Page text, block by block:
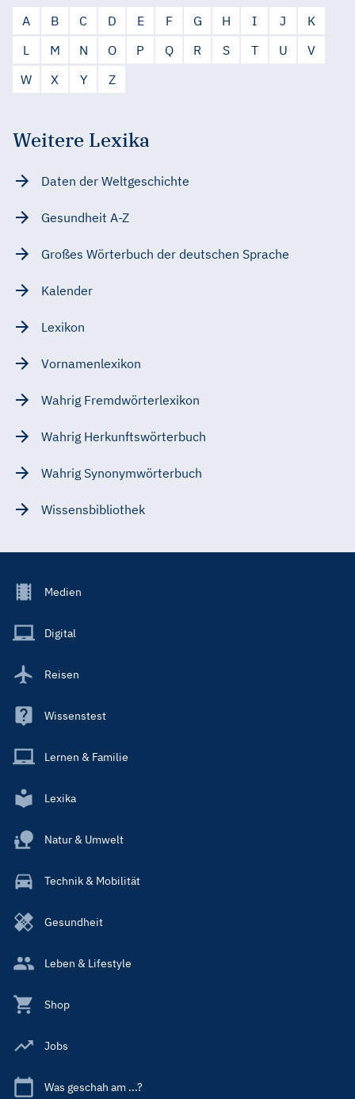
A B C D E F G H I J
K
L
M N O P Q R S T U
V
W
X Y Z
Weitere Lexika
Daten der Weltgeschichte
Gesundheit A-Z
Großes Wörterbuch der deutschen Sprache
Kalender
Lexikon
Vornamenlexikon
Wahrig Fremdwörterlexikon
Wahrig Herkunftswörterbuch
Wahrig Synonymwörterbuch
Wissensbibliothek
Footer
Main
Medien
Digital
Reisen
Wissenstest
Lernen & Familie
Lexika
Natur & Umwelt
Technik & Mobilität
Gesundheit
Leben & Lifestyle
Shop
Jobs
Was geschah am ...?